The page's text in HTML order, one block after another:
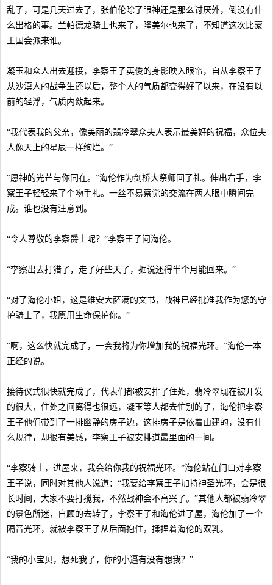
乱子，可是几天过去了，张伯伦除了眼神还是那么讨厌外，倒没有什
么出格的事。兰帕德龙骑士也来了，隆美尔也来了，不知道这次比蒙
王国会派来谁。
凝玉和众人出去迎接，李察王子英俊的身影映入眼帘，自从李察王子
从沙漠人的战争生还以后，整个人的气质都变得好了以来，在没有以
前的轻浮，气质内敛起来。
“我代表我的父亲，像美丽的翡冷翠众夫人表示最美好的祝福，众位夫
人像天上的星辰一样绚烂。”
“愿神的光芒与你同在。”海伦作为剑桥大祭师回了礼。伸出右手，李
察王子轻轻来了个吻手礼。一丝不易察觉的交流在两人眼中瞬间完
成。谁也没有注意到。
“令人尊敬的李察爵士呢？”李察王子问海伦。
“李察出去打猎了，走了好些天了，据说还得半个月能回来。”
“对了海伦小姐，这是维安大萨满的文书，战神已经批准我作为您的守
护骑士了，我愿用生命保护你。”
“啊，这么快就完成了，一会我将为你增加我的祝福光环。”海伦一本
正经的说。
接待仪式很快就完成了，代表们都被安排了住处，翡冷翠现在被开发
的很大，住处之间离得也很远，凝玉等人都去忙别的了，海伦把李察
王子他们带到了一排幽静的房子边，这排房子是依着山建的，没有什
么规律，却很有美感，李察王子被安排道最里面的一间。
“李察骑士，进屋来，我会给你我的祝福光环。”海伦站在门口对李察
王子说，同时对其他人说道：“我要给李察王子加持神圣光环，会是很
长时间，大家不要打搅我，不然战神会不高兴了。”其他人都被翡冷翠
的景色所迷，自顾的去转了，李察王子和海伦进了屋，海伦加了一个
隔音光环，就被李察王子从后面抱住，揉捏着海伦的双乳。
“我的小宝贝，想死我了，你的小逼有没有想我？”